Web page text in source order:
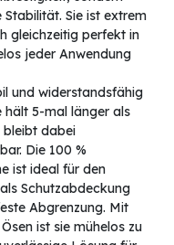
Sie ist extrem
gleichzeitig perfekt in
jeder Anwendung
und widerstandsfähig
hält 5-mal länger als
bleibt dabei
Die 100 %
ist ideal für den
Schutzabdeckung
Abgrenzung. Mit
ist sie mühelos zu